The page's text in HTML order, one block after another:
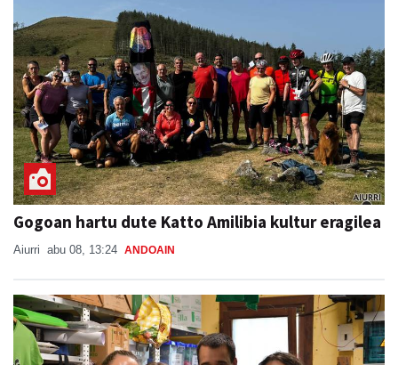
Gogoan hartu dute Katto Amilibia kultur eragilea
Aiurri abu 08, 13:24 ANDOAIN